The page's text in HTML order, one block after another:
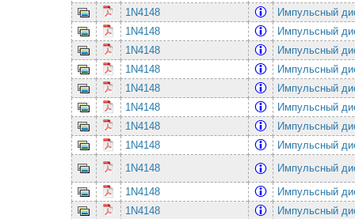
1N4148
Импульсный
1N4148
Импульсный
1N4148
Импульсный
1N4148
Импульсный
1N4148
Импульсный
1N4148
Импульсный
1N4148
Импульсный
1N4148
Импульсный
1N4148
Импульсный
1N4148
Импульсный
1N4148
Импульсный